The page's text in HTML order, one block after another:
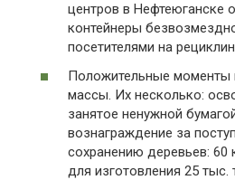
центров в Нефтеюганске
контейнеры
посетителями на
Положительные моменты
массы. Их несколько:
занятое ненужной
вознаграждение за
сохранению деревьев: 60
для изготовления 25 тыс.